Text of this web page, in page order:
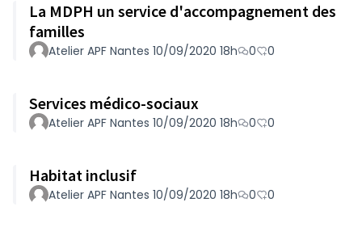
La MDPH un service d'accompagnement des
familles
Atelier APF Nantes 10/09/2020 18h 0 0
Services médico-sociaux
Atelier APF Nantes 10/09/2020 18h 0 0
Habitat inclusif
Atelier APF Nantes 10/09/2020 18h 0 0